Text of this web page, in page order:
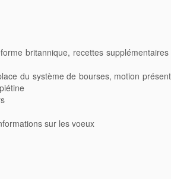
britannique, recettes
du système de bourses, motion
sur les voeux